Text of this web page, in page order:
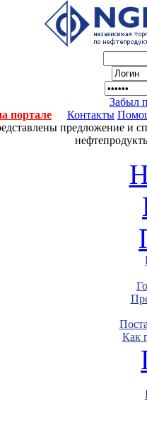
Забыл
портале
Контакты
предложение и
Как